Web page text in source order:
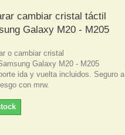
cambiar cristal táctil
Galaxy M20 - M205
o cambiar cristal
Galaxy M20 - M205
ida y vuelta incluidos. Seguro a
con mrw.